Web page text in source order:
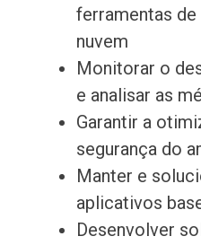
ferramentas
nuvem
Monitorar o
e analisar as
Garantir a
segurança do
Manter e
aplicativos
Desenvolver